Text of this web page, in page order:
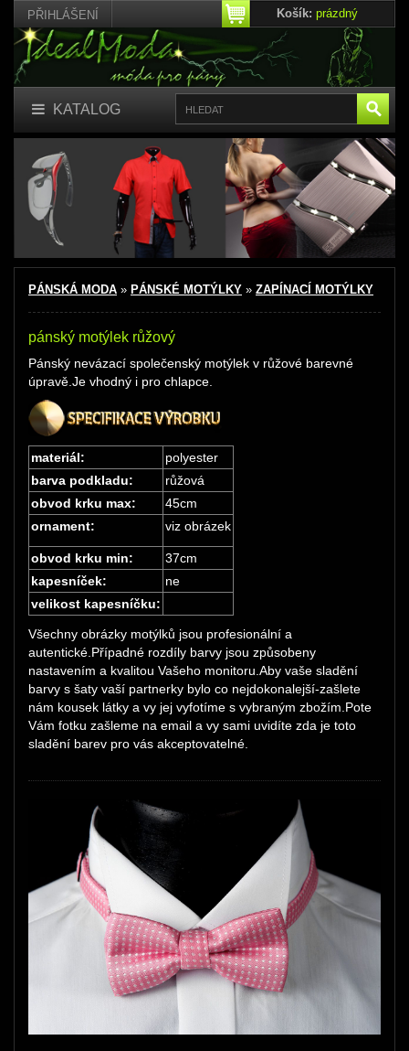
PŘIHLÁŠENÍ Košík: prázdný
KATALOG
PÁNSKÁ MODA » PÁNSKÉ MOTÝLKY » ZAPÍNACÍ MOTÝLKY
pánský motýlek růžový
Pánský nevázací společenský motýlek v růžové barevné
úpravě.Je vhodný i pro chlapce.
materiál:
polyester
barva podkladu:
růžová
obvod krku max:
45cm
ornament:
viz obrázek
obvod krku min:
37cm
kapesníček:
ne
velikost kapesníčku:
Všechny obrázky motýlků jsou profesionální a
autentické.Případné rozdíly barvy jsou způsobeny
nastavením a kvalitou Vašeho monitoru.Aby vaše sladění
barvy s šaty vaší partnerky bylo co nejdokonalejší-zašlete
nám kousek látky a vy jej vyfotíme s vybraným zbožím.Pote
Vám fotku zašleme na email a vy sami uvidíte zda je toto
sladění barev pro vás akceptovatelné.